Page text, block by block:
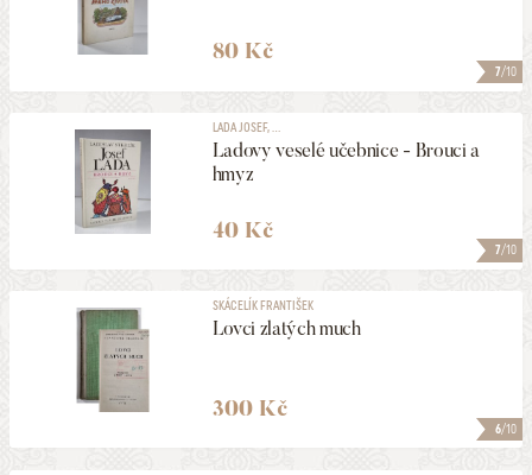
7/10
80 Kč
7/10
LADA JOSEF, ...
Ladovy veselé učebnice - Brouci a
hmyz
40 Kč
6/10
SKÁCELÍK FRANTIŠEK
Lovci zlatých much
300 Kč